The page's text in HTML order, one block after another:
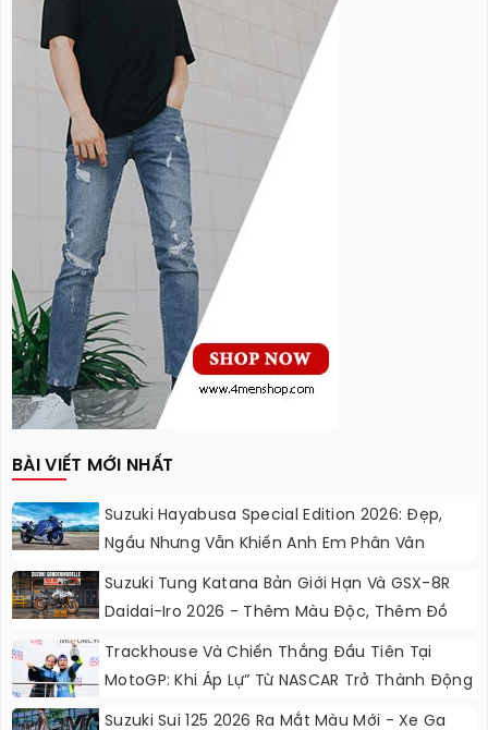
BÀI VIẾT MỚI NHẤT
Suzuki Hayabusa Special Edition 2026: Đẹp,
Ngầu Nhưng Vẫn Khiến Anh Em Phân Vân
Suzuki Tung Katana Bản Giới Hạn Và GSX-8R
Daidai-Iro 2026 - Thêm Màu Độc, Thêm Đồ
Chơi, Thêm Cá Tính
Trackhouse Và Chiến Thắng Đầu Tiên Tại
MotoGP: Khi Áp Lự” Từ NASCAR Trở Thành Động
Suzuki Sui 125 2026 Ra Mắt Màu Mới - Xe Ga